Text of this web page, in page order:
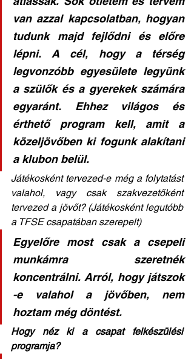
van azzal kapcsolatban, hogyan
tudunk majd fejlődni és előre
lépni. A cél, hogy a térség
legvonzóbb egyesülete legyünk
a szülők és a gyerekek számára
egyaránt. Ehhez világos és
érthető program kell, amit a
közeljövőben ki fogunk alakítani
a klubon belül.
Játékosként tervezed-e még a folytatást
valahol, vagy csak szakvezetőként
tervezed a jövőt? (Játékosként legutóbb
a TFSE csapatában szerepelt)
Egyelőre most csak a csepeli
munkámra szeretnék
koncentrálni. Arról, hogy játszok
-e valahol a jövőben, nem
hoztam még döntést.
Hogy néz ki a csapat felkészülési
programja?